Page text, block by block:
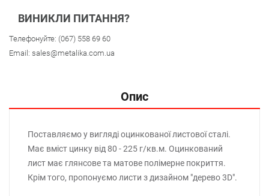
ВИНИКЛИ ПИТАННЯ?
Телефонуйте: (067) 558 69 60
Email: sales@metalika.com.ua
Опис
Поставляємо у вигляді оцинкованої листової сталі.
Має вміст цинку від 80 - 225 г/кв.м. Оцинкований
лист має глянсове та матове полімерне покриття.
Крім того, пропонуємо листи з дизайном "дерево 3D".